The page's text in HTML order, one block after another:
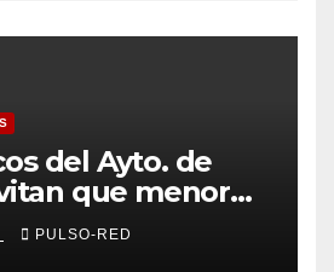
del Ayto. de
que menor
por
caer en una
PULSO-RED